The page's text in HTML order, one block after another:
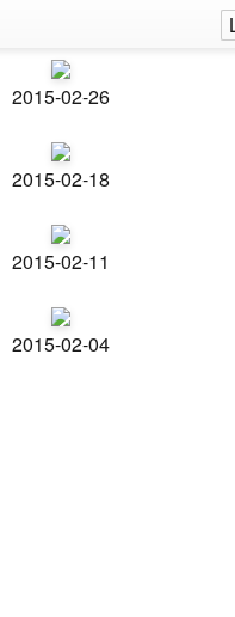
2015-02-26
2015-02-18
2015-02-11
2015-02-04